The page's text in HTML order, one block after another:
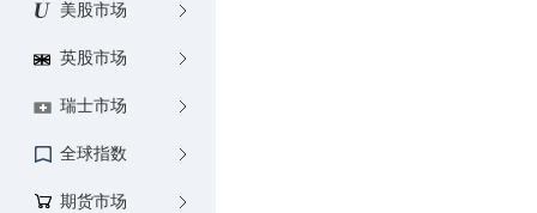
美股市场
英股市场
瑞士市场
全球指数
期货市场